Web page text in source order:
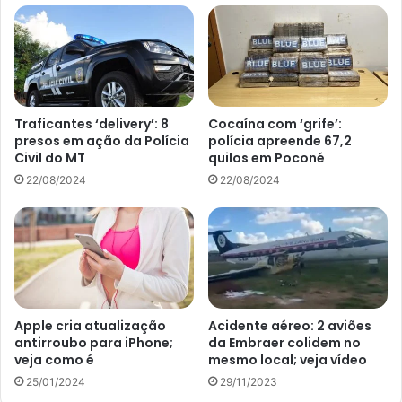
e servir. Consuma logo que colocar a água com gás.
2. Drink especial de amora para o
fim de ano
Outro drink sem álcool que vai fazer muito sucesso nas
festas em família é esse drink feito de amora. Seu preparo
deve ser feito com meia xícara de amora congelada, mais
colheres de açúcar.
Se trata de uma limonada diferente, que pode ser servida
até para as crianças. Para finalizar, é só bater tudo no
liquidificador, ou apenas amassar bem as amoras, antes de
colocar os líquidos, misturar e servir.
Traficantes ‘delivery’: 8
presos em ação da Polícia
Civil do MT
22/08/2024
Cocaína com ‘grife’:
polícia apreende 67,2
quilos em Poconé
22/08/2024
Apple cria atualização
antirroubo para iPhone;
veja como é
25/01/2024
Acidente aéreo: 2 aviões
da Embraer colidem no
mesmo local; veja vídeo
29/11/2023